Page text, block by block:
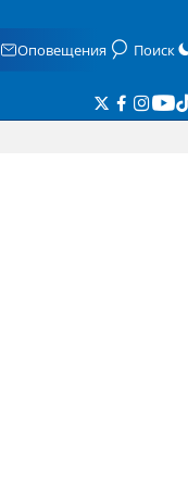
Оповещения Поиск